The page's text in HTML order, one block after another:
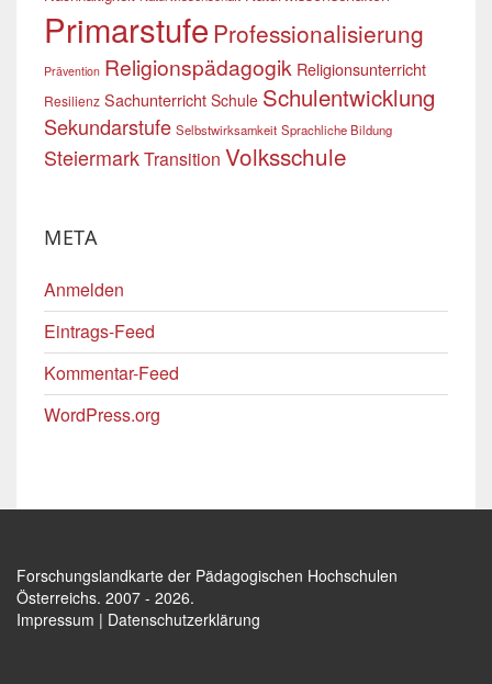
Primarstufe Professionalisierung
Prävention Religionspädagogik Religionsunterricht
Resilienz Sachunterricht Schule Schulentwicklung
Sekundarstufe Selbstwirksamkeit Sprachliche Bildung
SteiermarkTransition Volksschule
META
Anmelden
Eintrags-Feed
Kommentar-Feed
WordPress.org
Forschungslandkarte der Pädagogischen Hochschulen
Österreichs. 2007 - 2026.
Impressum | Datenschutzerklärung